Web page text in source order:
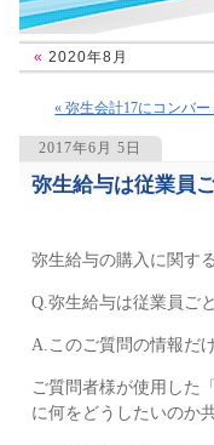
«2020年8月
« 弥生会計17にコンバ
2017年6月 5日
弥生給与は従業員
1464
弥生給与の購入に関す
Q.弥生給与は従業員ご
A.このご質問の情報だ
ご質問者様が使用した
に何をどうしたいのか